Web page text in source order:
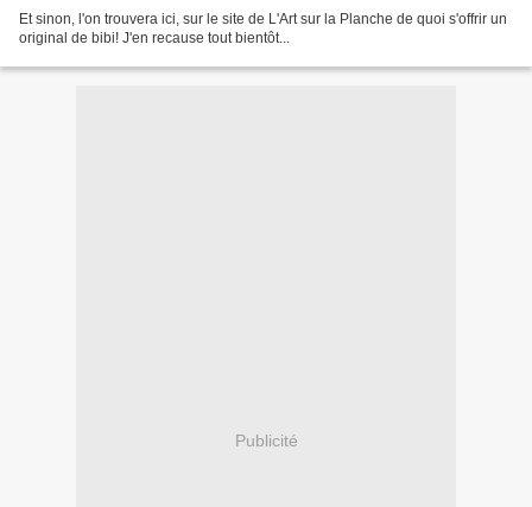
Et sinon, l'on trouvera ici, sur le site de L'Art sur la Planche de quoi s'offrir un
original de bibi! J'en recause tout bientôt...
Publicité